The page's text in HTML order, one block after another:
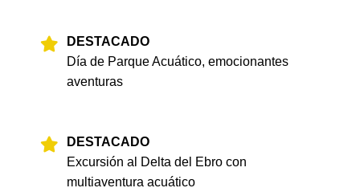
DESTACADO
Día de Parque Acuático, emocionantes
aventuras
DESTACADO
Excursión al Delta del Ebro con
multiaventura acuático